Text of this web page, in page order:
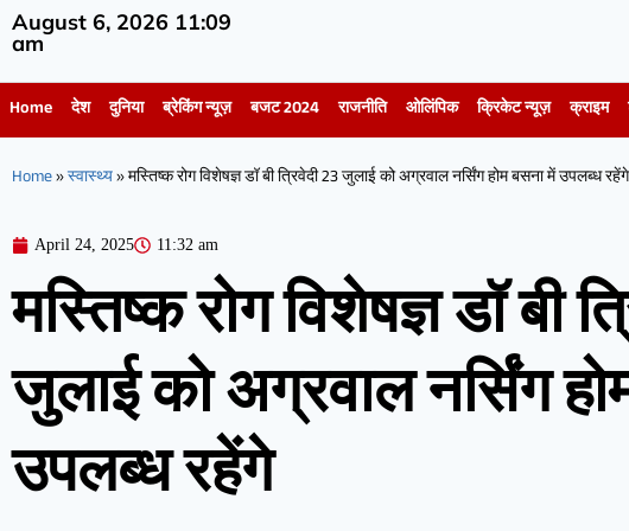
August 6, 2026 11:09
am
Home देश दुनिया ब्रेकिंग न्यूज़ बजट 2024 राजनीति ओलिंपिक क्रिकेट न्यूज़ क्राइम
Home»स्वास्थ्य»मस्तिष्क रोग विशेषज्ञ डॉ बी त्रिवेदी 23 जुलाई को अग्रवाल नर्सिंग होम बसना में उपलब्ध रहेंगे
April 24, 2025 11:32 am
मस्तिष्क रोग विशेषज्ञ डॉ बी
जुलाई को अग्रवाल नर्सिंग
उपलब्ध रहेंगे